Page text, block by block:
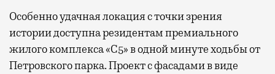
Особенно удачная локация с точки зрения
истории доступна резидентам премиального
жилого комплекса «С5»в одной минуте ходьбы от
Петровского парка. Проект с фасадами в виде